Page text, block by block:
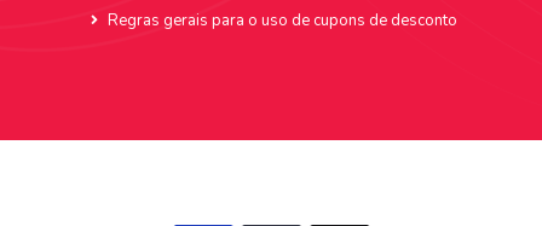
Regras gerais para o uso de cupons de desconto